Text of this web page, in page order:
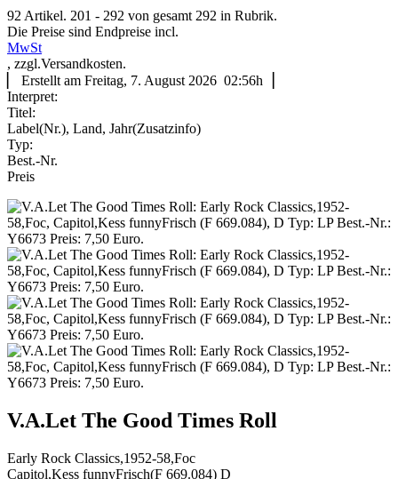
92 Artikel. 201 - 292 von gesamt 292 in Rubrik.
Die Preise sind Endpreise incl.
MwSt
, zzgl.Versandkosten.
▏ Erstellt am Freitag, 7. August 2026 02:56h▕
Interpret:
Titel:
Label(Nr.), Land, Jahr(Zusatzinfo)
Typ:
Best.-Nr.
Preis
V.A.Let The Good Times Roll
Early Rock Classics,1952-58,Foc
Capitol,Kess funnyFrisch(F 669.084) D